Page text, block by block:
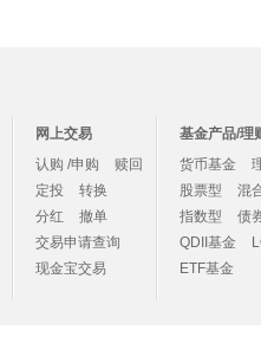
网上交易
认购 /申购
赎回
定投
转换
分红
撤单
交易申请查询
现金宝交易
基金产品/理
货币基金
股票型
混
指数型
债
QDII基金
ETF基金